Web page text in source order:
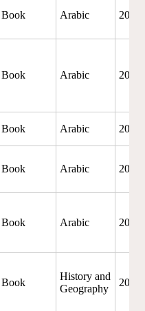
Book Arabic 2019
Book Arabic 2021
Book Arabic 2021
Book Arabic 2019
Book Arabic 2021
Book
History and
Geography
2021